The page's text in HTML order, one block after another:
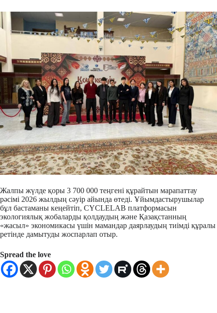
Жалпы жүлде қоры 3 700 000 теңгені құрайтын марапаттау
рәсімі 2026 жылдың сәуір айында өтеді. Ұйымдастырушылар
бұл бастаманы кеңейтіп, CYCLELAB платформасын
экологиялық жобаларды қолдаудың және Қазақстанның
«жасыл» экономикасы үшін мамандар даярлаудың тиімді құралы
ретінде дамытуды жоспарлап отыр.
Spread the love